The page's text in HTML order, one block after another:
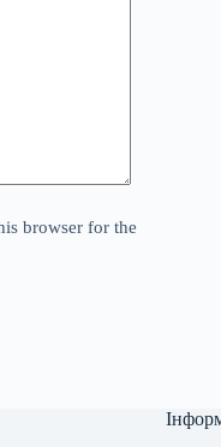
browser for the